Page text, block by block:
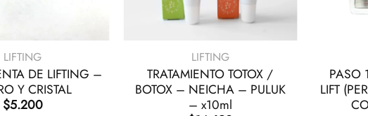
LIFTING
DE LIFTING –
Y CRISTAL
$5.200
LIFTING
TRATAMIENTO TOTOX /
BOTOX – NEICHA – PULUK
– x10ml
PASO
LIFT